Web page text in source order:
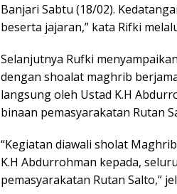
Banjari Sabtu (18/02).
beserta jajaran,” kata Rifki
Selanjutnya Rufki
dengan shoalat maghrib
langsung oleh Ustad K.H
binaan pemasyarakatan Rutan
“Kegiatan diawali sholat
K.H Abdurrohman kepada,
pemasyarakatan Rutan Salto,”